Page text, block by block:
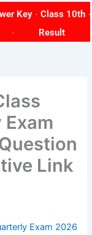
Key
Class 10th
Result
Link
Exam 2026